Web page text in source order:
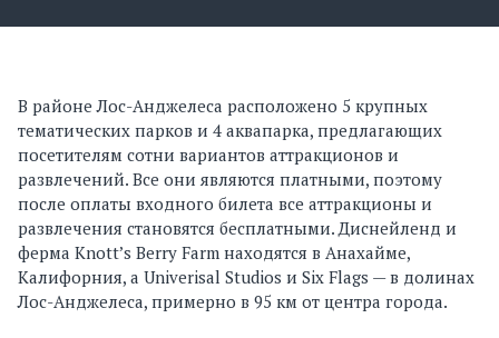
В районе Лос-Анджелеса расположено 5 крупных
тематических парков и 4 аквапарка, предлагающих
посетителям сотни вариантов аттракционов и
развлечений. Все они являются платными, поэтому
после оплаты входного билета все аттракционы и
развлечения становятся бесплатными. Диснейленд и
ферма Knott’s Berry Farm находятся в Анахайме,
Калифорния, а Univerisal Studios и Six Flags — в долинах
Лос-Анджелеса, примерно в 95 км от центра города.